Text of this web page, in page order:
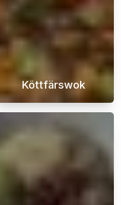
Mac-hamburgare är
Köttfärswok
En